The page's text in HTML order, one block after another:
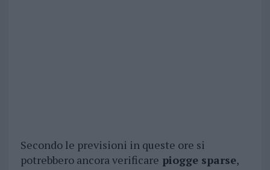
Secondo le previsioni in queste ore si
potrebbero ancora verificare piogge sparse,